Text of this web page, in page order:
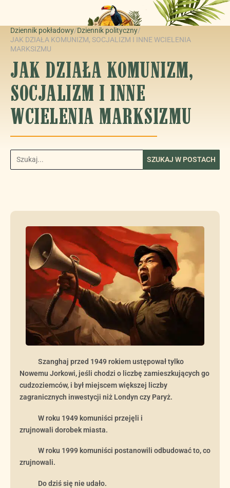
Dziennik pokładowy/Dziennik polityczny/
JAK DZIAŁA KOMUNIZM, SOCJALIZM I INNE WCIELENIA
MARKSIZMU
JAK DZIAŁA KOMUNIZM,
SOCJALIZM I INNE
WCIELENIA MARKSIZMU
SZUKAJ W POSTACH
Szanghaj przed 1949 rokiem ustępował tylko
Nowemu Jorkowi, jeśli chodzi o liczbę zamieszkujących go
cudzoziemców, i był miejscem większej liczby
zagranicznych inwestycji niż Londyn czy Paryż.
W roku 1949 komuniści przejęli i
zrujnowali dorobek miasta.
W roku 1999 komuniści postanowili odbudować to, co
zrujnowali.
Do dziś się nie udało.